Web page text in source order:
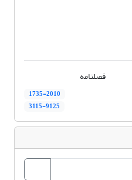
فصلنامه
1735-2010
3115-9125